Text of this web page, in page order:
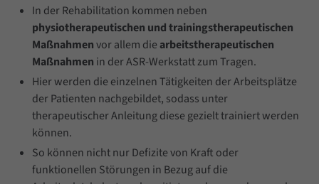
In der Rehabilitation kommen neben
physiotherapeutischen und trainingstherapeutischen
Maßnahmenvor allem die arbeitstherapeutischen
Maßnahmen in der ASR-Werkstatt zum Tragen.
Hier werden die einzelnen Tätigkeiten der Arbeitsplätze
der Patienten nachgebildet, sodass unter
therapeutischer Anleitung diese gezielt trainiert werden
können.
So können nicht nur Defizite von Kraft oder
funktionellen Störungen in Bezug auf die